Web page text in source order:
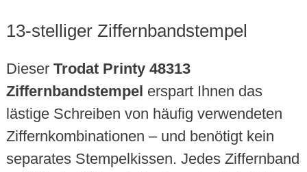
13-stelliger Ziffernbandstempel
Dieser Trodat Printy 48313
Ziffernbandstempel erspart Ihnen das
lästige Schreiben von häufig verwendeten
Ziffernkombinationen – und benötigt kein
separates Stempelkissen. Jedes Ziffernband